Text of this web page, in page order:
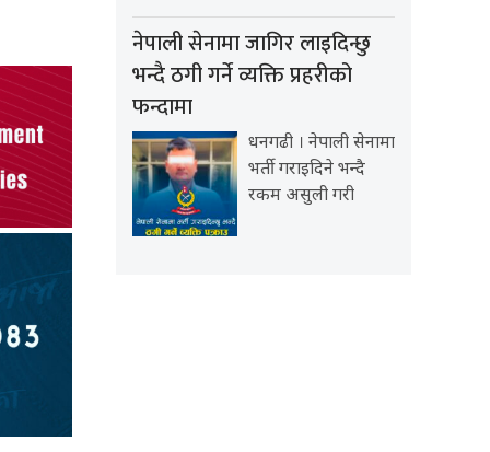
नेपाली सेनामा जागिर लाइदिन्छु
भन्दै ठगी गर्ने व्यक्ति प्रहरीको
फन्दामा
धनगढी । नेपाली सेनामा
भर्ती गराइदिने भन्दै
रकम असुली गरी